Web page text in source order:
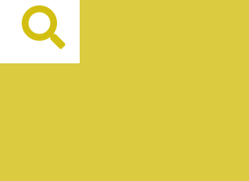
Buscar